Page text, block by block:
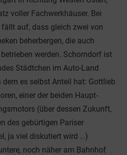
voller Fachwerkhäuser. Bei
auf, dass gleich zwei von
beherbergen, die auch
werden. Schorndorf ist
Städtchen im Auto-Land
dem es selbst Anteil hat: Gottlieb
einer der beiden Haupt-
(über dessen Zukunft,
des gebürtigen Pariser
ja viel diskutiert wird …)
noch näher am Bahnhof